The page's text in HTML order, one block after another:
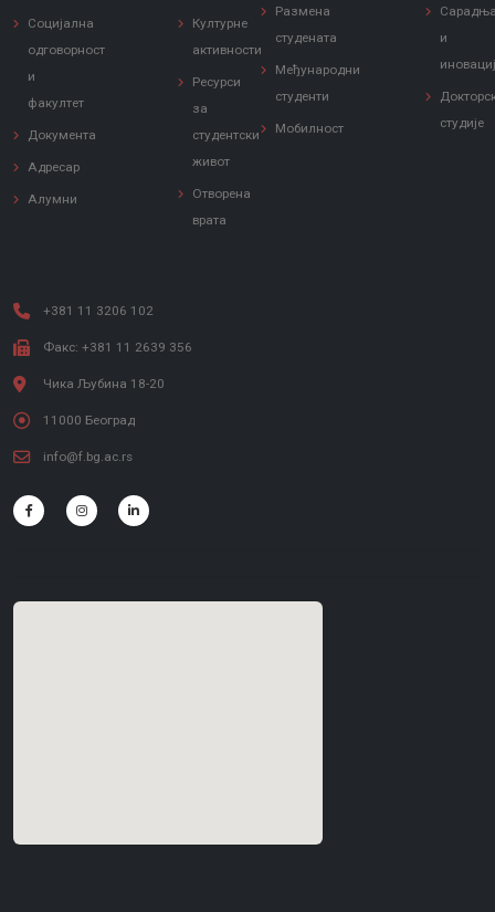
Социјална
одговорност
и
факултет
Документа
Адресар
Алумни
Културне
активности
Ресурси
за
студентски
живот
Отворена
врата
Размена
студената
Међународни
студенти
Мобилност
и
студије
+381 11 3206 102
Факс: +381 11 2639 356
Чика Љубина 18-20
11000 Београд
info@f.bg.ac.rs